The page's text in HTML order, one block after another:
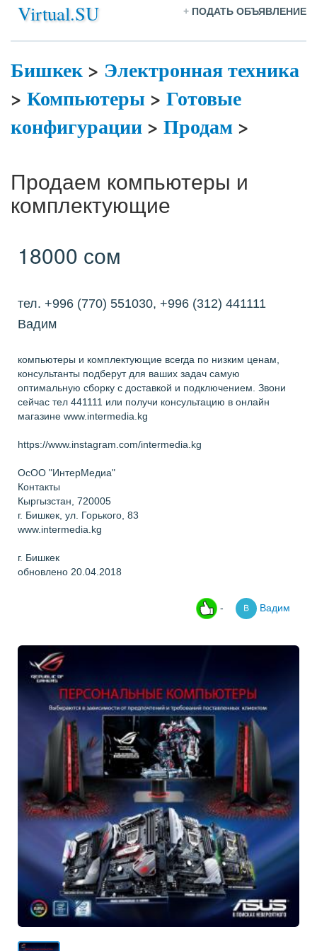
Virtual.SU + ПОДАТЬ ОБЪЯВЛЕНИЕ
Бишкек> Электронная техника
> Компьютеры> Готовые
конфигурации> Продам>
Продаем компьютеры и
комплектующие
18000 сом
тел. +996 (770) 551030, +996 (312) 441111
Вадим
компьютеры и комплектующие всегда по низким ценам,
консультанты подберут для ваших задач самую
оптимальную сборку с доставкой и подключением. Звони
сейчас тел 441111 или получи консультацию в онлайн
магазине www.intermedia.kg
https://www.instagram.com/intermedia.kg
ОсОО "ИнтерМедиа"
Контакты
Кыргызстан, 720005
г. Бишкек, ул. Горького, 83
www.intermedia.kg
г. Бишкек
обновлено 20.04.2018
- Вадим